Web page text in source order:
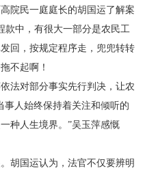
院民一庭庭长的胡国运了解案
款中，有很大一部分是农民工
回，按规定程序走，兜兜转转
不起啊！
对部分事实先行判决，让农
事人始终保持着关注和倾听的
种人生境界。”吴玉萍感慨
国运认为，法官不仅要辨明